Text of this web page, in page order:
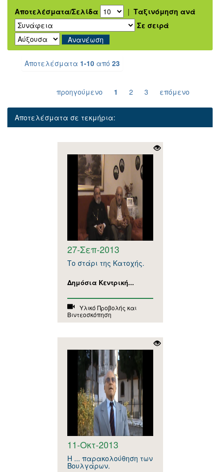
Αποτελέσματα/Σελίδα | Ταξινόμηση ανά
Σε σειρά
Αποτελέσματα 1-10 από 23
προηγούμενο 1 2 3 επόμενο
Αποτελέσματα σε τεκμήρια:
27-Σεπ-2013
Το στάρι της Κατοχής.
Δημόσια Κεντρική...
Υλικό Προβολής και
Βιντεοσκόπηση
11-Οκτ-2013
Η ... παρακολούθηση των
Βουλγάρων.